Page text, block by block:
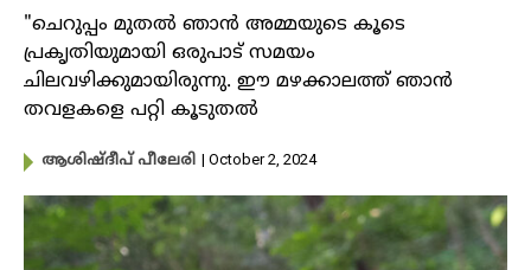
"ചെറുപ്പം മുതൽ ഞാൻ അമ്മയുടെ കൂടെ
പ്രകൃതിയുമായി ഒരുപാട് സമയം
ചിലവഴിക്കുമായിരുന്നു. ഈ മഴക്കാലത്ത് ഞാൻ
തവളകളെ പറ്റി കൂടുതൽ
ആശിഷ്ദീപ് പീലേരി | October 2, 2024